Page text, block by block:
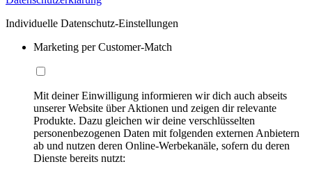
Individuelle Datenschutz-Einstellungen
Marketing per Customer-Match
Mit deiner Einwilligung informieren wir dich auch abseits
unserer Website über Aktionen und zeigen dir relevante
Produkte. Dazu gleichen wir deine verschlüsselten
personenbezogenen Daten mit folgenden externen Anbietern
ab und nutzen deren Online-Werbekanäle, sofern du deren
Dienste bereits nutzt: